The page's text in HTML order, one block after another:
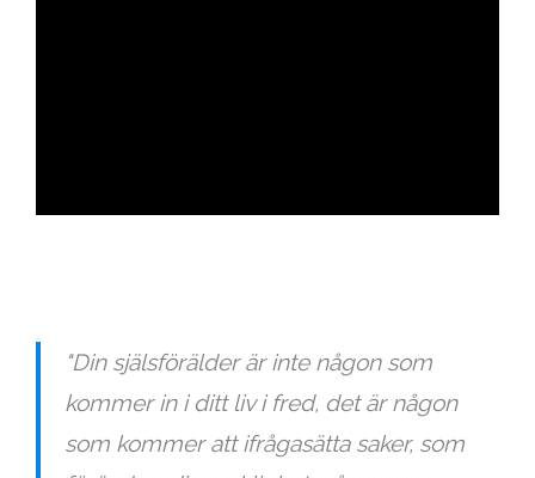
"Din själsförälder är inte någon som
kommer in i ditt liv i fred, det är någon
som kommer att ifrågasätta saker, som